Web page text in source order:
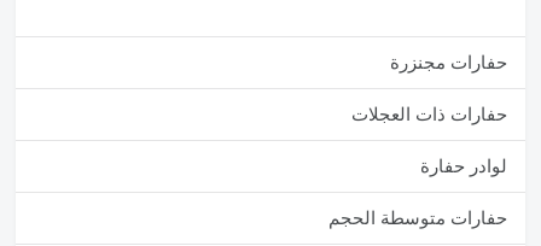
حفارات مجنزرة
حفارات ذات العجلات
لوادر حفارة
حفارات متوسطة الحجم